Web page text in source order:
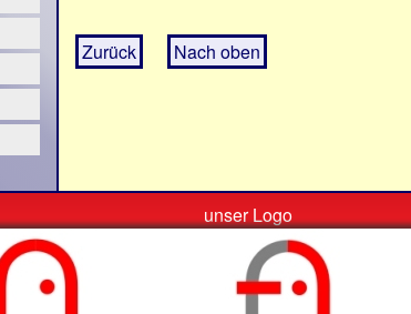
Zurück Nach oben
unser Logo